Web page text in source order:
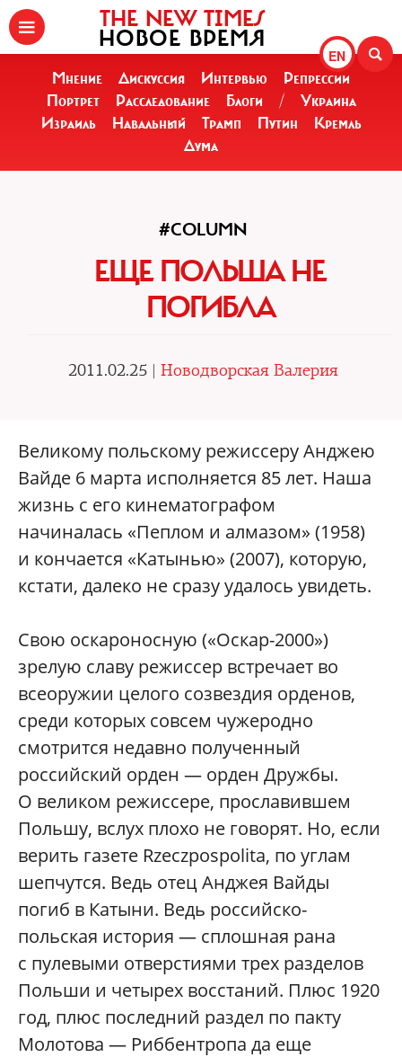
EN
THE NEW TIMES
НОВОЕ ВРЕМЯ
Мнение Дискуссия Интервью
Репрессии
Портрет
Расследование Блоги /
Украина
Израиль
Навальный Трамп Путин
Кремль
Дума
#COLUMN
ЕЩЕ ПОЛЬША НЕ
ПОГИБЛА
2011.02.25 | Новодворская Валерия
Великому польскому режиссеру Анджею
Вайде 6 марта исполняется 85 лет. Наша
жизнь с его кинематографом
начиналась «Пеплом и алмазом» (1958)
и кончается «Катынью» (2007), которую,
кстати, далеко не сразу удалось увидеть.
Свою оскароносную («Оскар-2000»)
зрелую славу режиссер встречает во
всеоружии целого созвездия орденов,
среди которых совсем чужеродно
смотрится недавно полученный
российский орден — орден Дружбы.
О великом режиссере, прославившем
Польшу, вслух плохо не говорят. Но, если
верить газете Rzeczpospolita, по углам
шепчутся. Ведь отец Анджея Вайды
погиб в Катыни. Ведь российско-
польская история — сплошная рана
с пулевыми отверстиями трех разделов
Польши и четырех восстаний. Плюс 1920
год, плюс последний раздел по пакту
Молотова — Риббентропа да еще